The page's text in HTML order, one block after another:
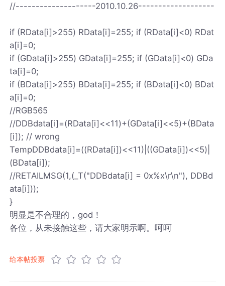
//--------------------2010.10.26-------------------
if (RData[i]>255) RData[i]=255; if (RData[i]<0) RDat
a[i]=0;
if (GData[i]>255) GData[i]=255; if (GData[i]<0) GDa
ta[i]=0;
if (BData[i]>255) BData[i]=255; if (BData[i]<0) BDat
a[i]=0;
//RGB565
//DDBdata[i]=(RData[i]<<11)+(GData[i]<<5)+(BData
[i]); // wrong
TempDDBdata[i]=((RData[i])<<11)|((GData[i])<<5)|
(BData[i]);
//RETAILMSG(1,(_T("DDBdata[i] = 0x%x\r\n"), DDBd
ata[i]));
}
明显是不合理的，god！
各位，从未接触这些，请大家明示啊。呵呵
给本帖投票